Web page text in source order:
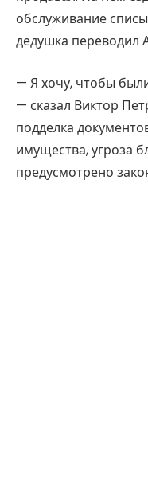
обслуживание
дедушка переводил
— Я хочу, чтобы
— сказал Виктор
подделка
имущества, угроза
предусмотрено